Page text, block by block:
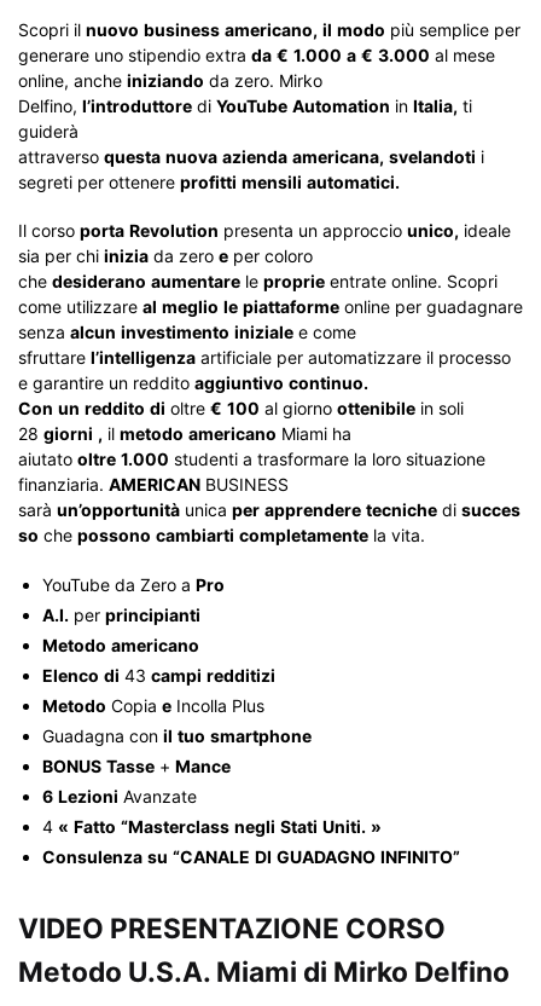
Scopri il nuovo business americano, il modo più semplice per
generare uno stipendio extra da € 1.000 a € 3.000 al mese
online, anche iniziando da zero. Mirko
Delfino, l’introduttore di YouTube Automation in Italia, ti
guiderà
attraverso questa nuova azienda americana, svelandoti i
segreti per ottenere profitti mensili automatici.
Il corso porta Revolution presenta un approccio unico, ideale
sia per chi inizia da zero e per coloro
che desiderano aumentare le proprie entrate online. Scopri
come utilizzare al meglio le piattaforme online per guadagnare
senza alcun investimento iniziale e come
sfruttare l’intelligenza artificiale per automatizzare il processo
e garantire un reddito aggiuntivo continuo.
Con un reddito di oltre € 100 al giorno ottenibile in soli
28 giorni , il metodo americano Miami ha
aiutato oltre 1.000 studenti a trasformare la loro situazione
finanziaria. AMERICAN BUSINESS
sarà un’opportunità unica per apprendere tecniche di succes
so che possono cambiarti completamente la vita.
YouTube da Zero a Pro
A.I. per principianti
Metodo americano
Elenco di 43 campi redditizi
Metodo Copia e Incolla Plus
Guadagna con il tuo smartphone
BONUS Tasse + Mance
6 Lezioni Avanzate
4 « Fatto “Masterclass negli Stati Uniti. »
Consulenza su “CANALE DI GUADAGNO INFINITO”
VIDEO PRESENTAZIONE CORSO
Metodo U.S.A. Miami di Mirko Delfino